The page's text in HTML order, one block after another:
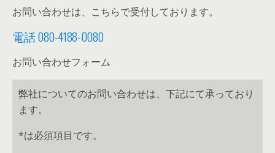
お問い合わせは、こちらで受付しております。
電話 080-4188-0080
お問い合わせフォーム
弊社についてのお問い合わせは、下記にて承っており
ます。
*は必須項目です。